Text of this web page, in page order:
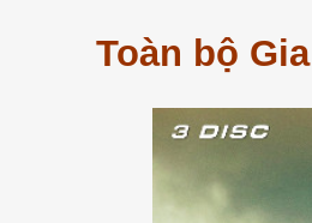
Toàn bộ